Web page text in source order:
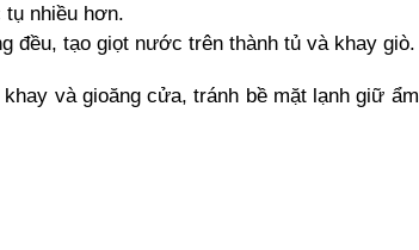
nhiều hơn.
đều, tạo giọt nước trên thành tủ và khay giò.
và gioăng cửa, tránh bề mặt lạnh giữ ẩm